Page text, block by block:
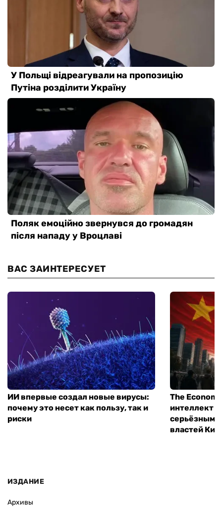
ВАС ЗАИНТЕРЕСУЕТ
ИИ впервые создал новые вирусы:
почему это несет как пользу, так и
риски
The
интеллект
серьёзным
властей
ИЗДАНИЕ
Архивы